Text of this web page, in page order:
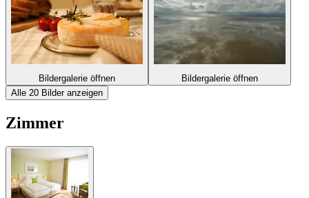
Bildergalerie öffnen
Bildergalerie öffnen
Alle 20 Bilder anzeigen
Zimmer